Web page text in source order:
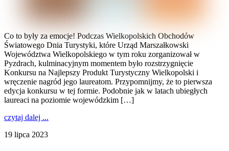
Co to były za emocje! Podczas Wielkopolskich Obchodów
Światowego Dnia Turystyki, które Urząd Marszałkowski
Województwa Wielkopolskiego w tym roku zorganizował w
Pyzdrach, kulminacyjnym momentem było rozstrzygnięcie
Konkursu na Najlepszy Produkt Turystyczny Wielkopolski i
wręczenie nagród jego laureatom. Przypomnijmy, że to pierwsza
edycja konkursu w tej formie. Podobnie jak w latach ubiegłych
laureaci na poziomie wojewódzkim […]
czytaj dalej ...
19 lipca 2023